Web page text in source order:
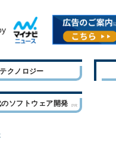
テクノロジー
ソフトウェア開発